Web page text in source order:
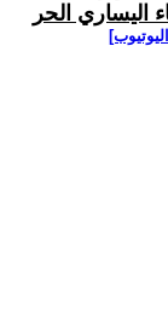
اليساري الحر